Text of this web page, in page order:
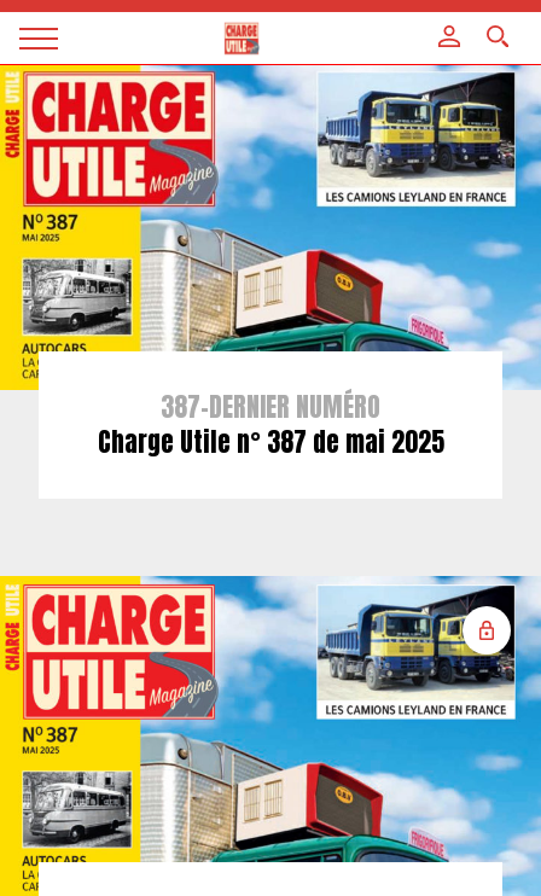
Magazine
Charge
utile
387-DERNIER NUMÉRO
Charge Utile n° 387 de mai 2025
Panneau de gestion des cookies